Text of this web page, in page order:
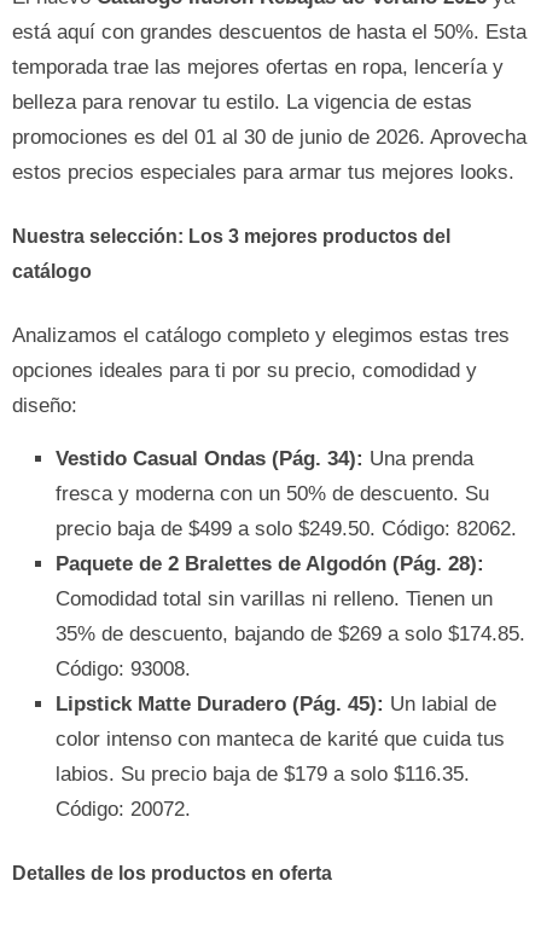
está aquí con grandes descuentos de hasta el 50%. Esta
temporada trae las mejores ofertas en ropa, lencería y
belleza para renovar tu estilo. La vigencia de estas
promociones es del 01 al 30 de junio de 2026. Aprovecha
estos precios especiales para armar tus mejores looks.
Nuestra selección: Los 3 mejores productos del
catálogo
Analizamos el catálogo completo y elegimos estas tres
opciones ideales para ti por su precio, comodidad y
diseño:
Vestido Casual Ondas (Pág. 34): Una prenda
fresca y moderna con un 50% de descuento. Su
precio baja de $499 a solo $249.50. Código: 82062.
Paquete de 2 Bralettes de Algodón (Pág. 28):
Comodidad total sin varillas ni relleno. Tienen un
35% de descuento, bajando de $269 a solo $174.85.
Código: 93008.
Lipstick Matte Duradero (Pág. 45): Un labial de
color intenso con manteca de karité que cuida tus
labios. Su precio baja de $179 a solo $116.35.
Código: 20072.
Detalles de los productos en oferta